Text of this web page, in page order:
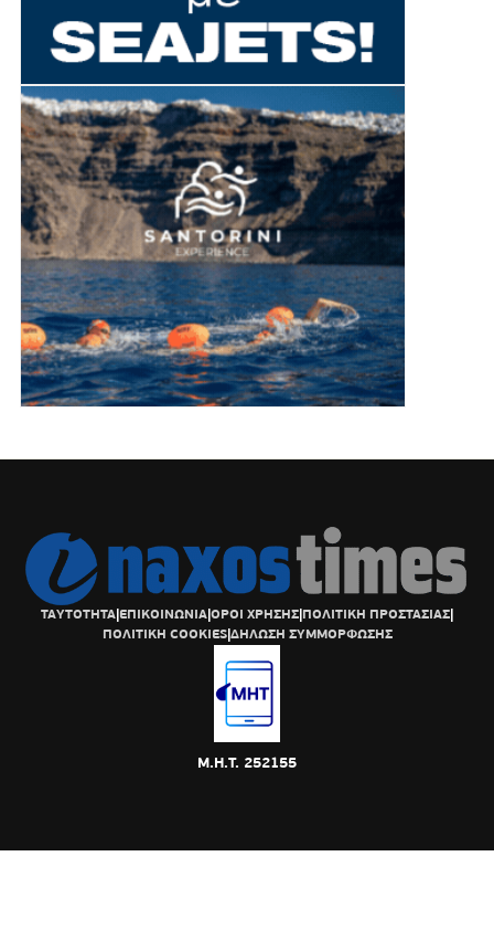
ΤΑΥΤΟΤΗΤΑ|ΕΠΙΚΟΙΝΩΝΙΑ|ΟΡΟΙ ΧΡΗΣΗΣ|ΠΟΛΙΤΙΚΗ ΠΡΟΣΤΑΣΙΑΣ|
ΠΟΛΙΤΙΚΗ COOKIES|ΔΗΛΩΣΗ ΣΥΜΜΟΡΦΩΣΗΣ
Μ.Η.Τ. 252155